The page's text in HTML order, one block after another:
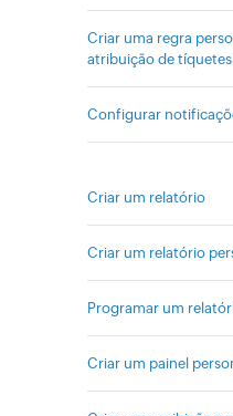
Criar uma regra
atribuição de tíquetes
Configurar
Criar um relatório
Criar um relatório
Programar um
Criar um painel